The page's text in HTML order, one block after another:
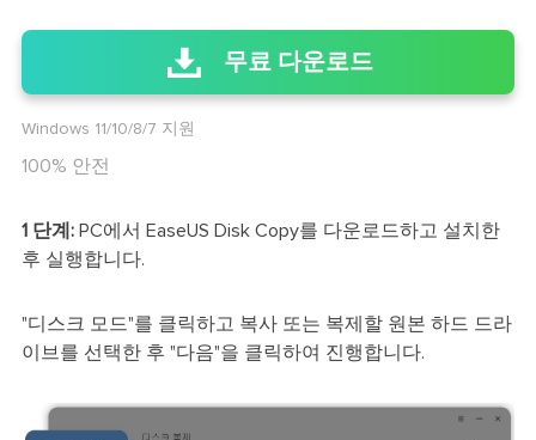
무료 다운로드
Windows 11/10/8/7 지원
100% 안전
1 단계: PC에서 EaseUS Disk Copy를 다운로드하고 설치한
후 실행합니다.
"디스크 모드"를 클릭하고 복사 또는 복제할 원본 하드 드라
이브를 선택한 후 "다음"을 클릭하여 진행합니다.